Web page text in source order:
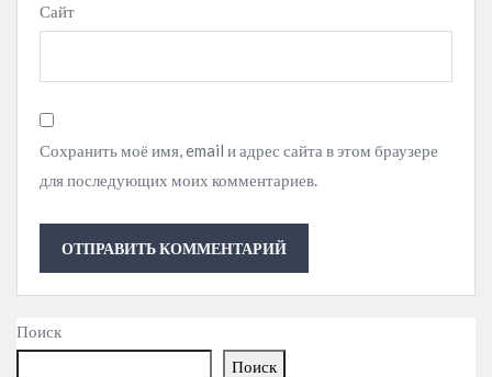
Сайт
Сохранить моё имя, email и адрес сайта в этом браузере
для последующих моих комментариев.
Поиск
Поиск